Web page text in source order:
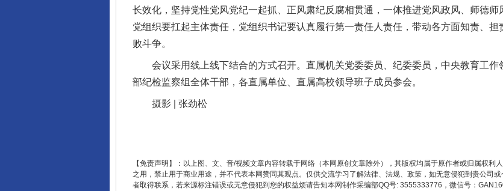
长效化，坚持党性党风党纪一起抓、正风肃纪反腐相贯通，一体推进党风政风、师德
党组织要扛起主体责任，党组织书记要认真履行第一责任人责任，带动各方面知责、
败斗争。
会议采用线上线下结合的方式召开。直属机关党委委员、纪委委员，中央教育工作
部纪检监察组全体干部，各直属单位、直属高校领导班子成员参会。
摄影 | 张劲松
【免责声明】：以上图、文、音/视频文章内容转载于网络（本网原创文章除外），其版权均属于原作者或归属权利
之用，禁止用于商业用途，并不代表本网赞同其观点。仅供交流学习了解法律、法规、政策，如无意侵犯到贵公司
者取得联系，若来源标注错误或无意侵犯到您的权益烦请告知本网制作采编部QQ号: 3555333776，微信号：